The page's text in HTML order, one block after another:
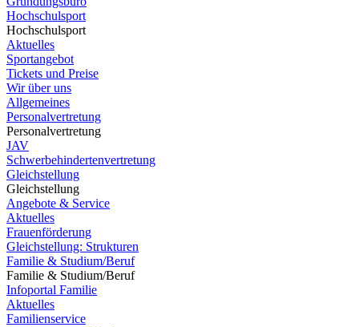
Hochschulsport
Hochschulsport
Aktuelles
Sportangebot
Tickets und Preise
Wir über uns
Allgemeines
Personalvertretung
Personalvertretung
JAV
Schwerbehindertenvertretung
Gleichstellung
Gleichstellung
Angebote & Service
Aktuelles
Frauenförderung
Gleichstellung: Strukturen
Familie & Studium/Beruf
Familie & Studium/Beruf
Infoportal Familie
Aktuelles
Familienservice